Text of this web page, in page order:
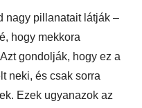
nagy pillanatait látják –
hogy mekkora
gondolják, hogy ez a
neki, és csak sorra
Ezek ugyanazok az